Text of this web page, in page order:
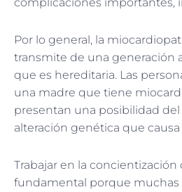
Por lo general, la
transmite de una generación
que es hereditaria. Las
una madre que tiene
presentan una posibilidad del
alteración genética que
Trabajar en la concientización
fundamental porque muchas